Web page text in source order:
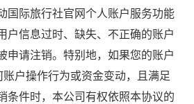
国际旅行社官网个人账户服务功能
户信息过时、缺失、不正确的账户
申请注销。特别地，如果您的账户
户操作行为或资金变动，且满足
条件时，本公司有权依照本协议的